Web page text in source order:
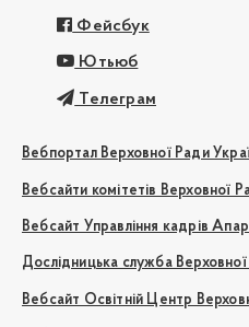
Фейсбук
Ютьюб
Телеграм
Вебпортал Верховної Ради
Вебсайти комітетів Верховної
Вебсайт Управління кадрів
Дослідницька служба
Вебсайт Освітній Центр